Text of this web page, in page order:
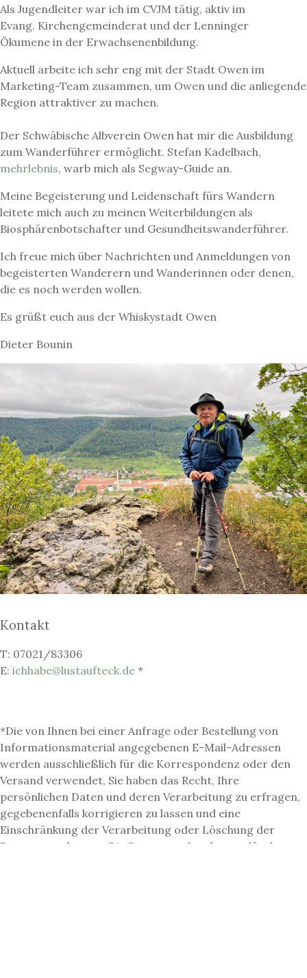
Als Jugendleiter war ich im CVJM tätig, aktiv im
Evang. Kirchengemeinderat und der Lenninger
Ökumene in der Erwachsenenbildung.
Aktuell arbeite ich sehr eng mit der Stadt Owen im
Marketing-Team zusammen, um Owen und die anliegende
Region attraktiver zu machen.
Der Schwäbische Albverein Owen hat mir die Ausbildung
zum Wanderführer ermöglicht. Stefan Kadelbach,
mehrlebnis, warb mich als Segway-Guide an.
Meine Begeisterung und Leidenschaft fürs Wandern
leitete mich auch zu meinen Weiterbildungen als
Biosphärenbotschafter und Gesundheitswanderführer.
Ich freue mich über Nachrichten und Anmeldungen von
begeisterten Wanderern und Wanderinnen oder denen,
die es noch werden wollen.
Es grüßt euch aus der Whiskystadt Owen
Dieter Bounin
Kontakt
T: 07021/83306
E: ichhabe@lustaufteck.de *
*Die von Ihnen bei einer Anfrage oder Bestellung von
Informationsmaterial angegebenen E-Mail-Adressen
werden ausschließlich für die Korrespondenz oder den
Versand verwendet, Sie haben das Recht, Ihre
persönlichen Daten und deren Verarbeitung zu erfragen,
gegebenenfalls korrigieren zu lassen und eine
Einschränkung der Verarbeitung oder Löschung der
Daten zu verlangen. Die Daten werden dann gelöscht.